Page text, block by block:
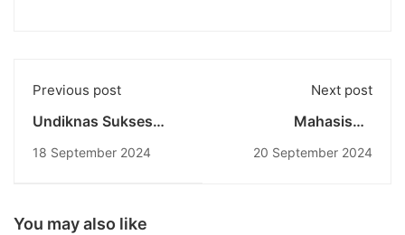
Previous post
Undiknas Sukses
Internasional tentang
18 September 2024
Next post
Mahasiswa
Adi Pranta Putra, Raih
20 September 2024
You may also like